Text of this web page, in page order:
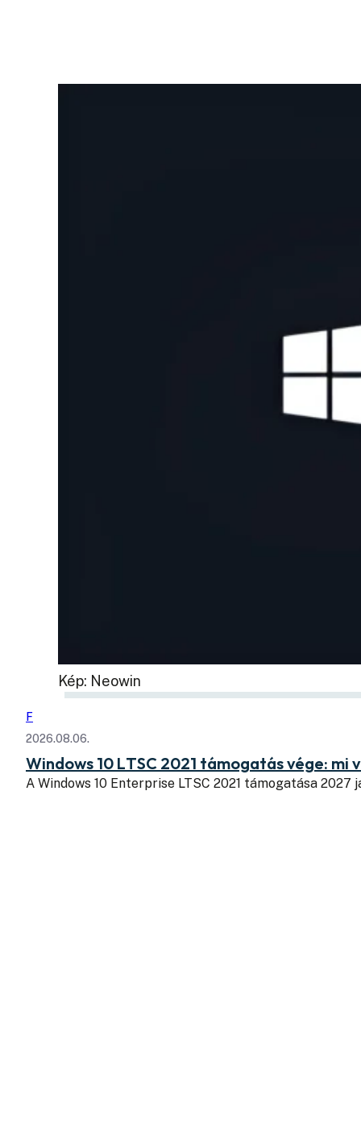
Kép: Neowin
F
2026.08.06.
Windows 10 LTSC 2021 támogatás vége: mi
A Windows 10 Enterprise LTSC 2021 támogatása 2027